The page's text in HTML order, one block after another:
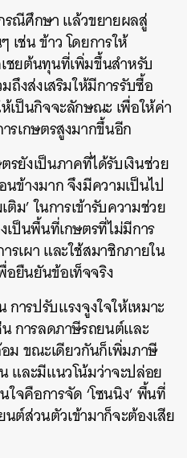
รณีศึกษา แล้วขยายผลสู่
ช่น ข้าว โดยการให้
ชยต้นทุนที่เพิ่มขึ้นสำหรับ
ถึงส่งเสริมให้มีการรับซื้อ
เป็นกิจจะลักษณะ เพื่อให้ค่า
รเกษตรสูงมากขึ้นอีก
รยังเป็นภาคที่ได้รับเงินช่วย
ข้างมาก จึงมีความเป็นไป
ติม’ ในการเข้ารับความช่วย
เป็นพื้นที่เกษตรที่ไม่มีการ
รเผา และใช้สมาชิกภายใน
ยืนยันข้อเท็จจริง
ารปรับแรงจูงใจให้เหมาะ
การลดภาษีรถยนต์และ
ม ขณะเดียวกันก็เพิ่มภาษี
และมีแนวโน้มว่าจะปล่อย
จคือการจัด ‘โซนนิง’ พื้นที่
ต์ส่วนตัวเข้ามาก็จะต้องเสีย